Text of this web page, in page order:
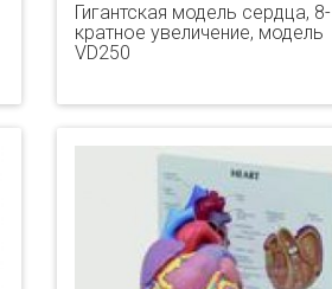
Гигантская модель сердца, 8-
кратное увеличение, модель
VD250